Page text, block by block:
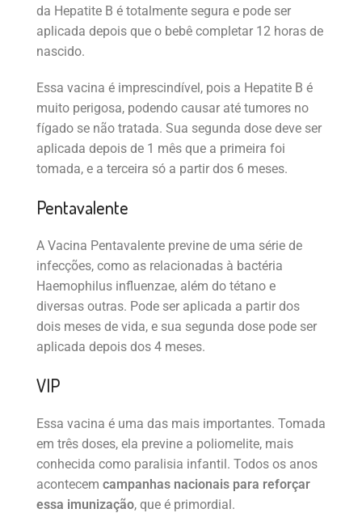
da Hepatite B é totalmente segura e pode ser
aplicada depois que o bebê completar 12 horas de
nascido.
Essa vacina é imprescindível, pois a Hepatite B é
muito perigosa, podendo causar até tumores no
fígado se não tratada. Sua segunda dose deve ser
aplicada depois de 1 mês que a primeira foi
tomada, e a terceira só a partir dos 6 meses.
Pentavalente
A Vacina Pentavalente previne de uma série de
infecções, como as relacionadas à bactéria
Haemophilus influenzae, além do tétano e
diversas outras. Pode ser aplicada a partir dos
dois meses de vida, e sua segunda dose pode ser
aplicada depois dos 4 meses.
VIP
Essa vacina é uma das mais importantes. Tomada
em três doses, ela previne a poliomelite, mais
conhecida como paralisia infantil. Todos os anos
acontecem campanhas nacionais para reforçar
essa imunização, que é primordial.